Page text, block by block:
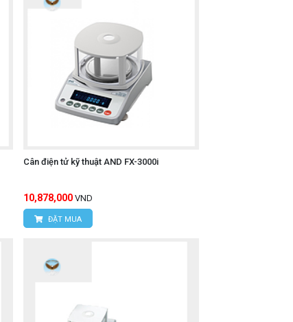
Cân điện tử kỹ thuật AND FX-3000i
10,878,000 VND
ĐẶT MUA